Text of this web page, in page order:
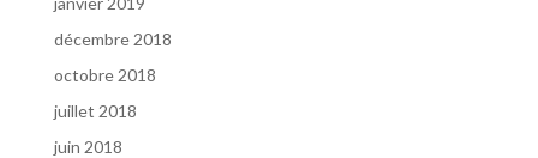
décembre 2018
octobre 2018
juillet 2018
juin 2018